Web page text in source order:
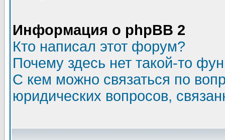
Информация о phpBB 2
Кто написал этот форум?
Почему здесь нет такой-то
С кем можно связаться по
юридических вопросов,